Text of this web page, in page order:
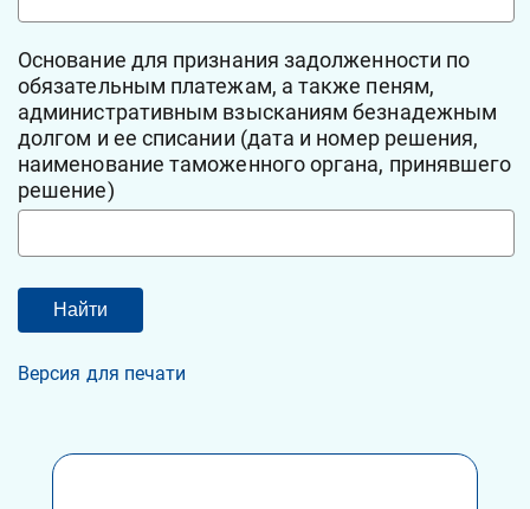
Основание для признания задолженности по
обязательным платежам, а также пеням,
административным взысканиям безнадежным
долгом и ее списании (дата и номер решения,
наименование таможенного органа, принявшего
решение)
Версия для печати